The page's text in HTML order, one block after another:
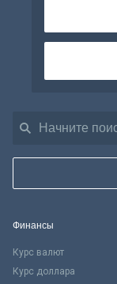
Финансы
Курс валют
Курс доллара